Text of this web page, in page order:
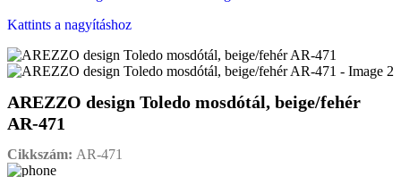
Kattints a nagyításhoz
AREZZO design Toledo mosdótál, beige/fehér
AR-471
Cikkszám: AR-471